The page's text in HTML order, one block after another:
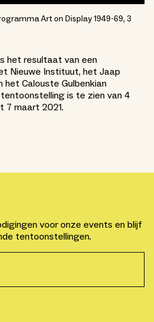
Art on Display 1949-69, 3
het resultaat van een
Nieuwe Instituut, het Jaap
het Calouste Gulbenkian
is te zien van 4
7 maart 2021.
voor onze events en blijf
tentoonstellingen.